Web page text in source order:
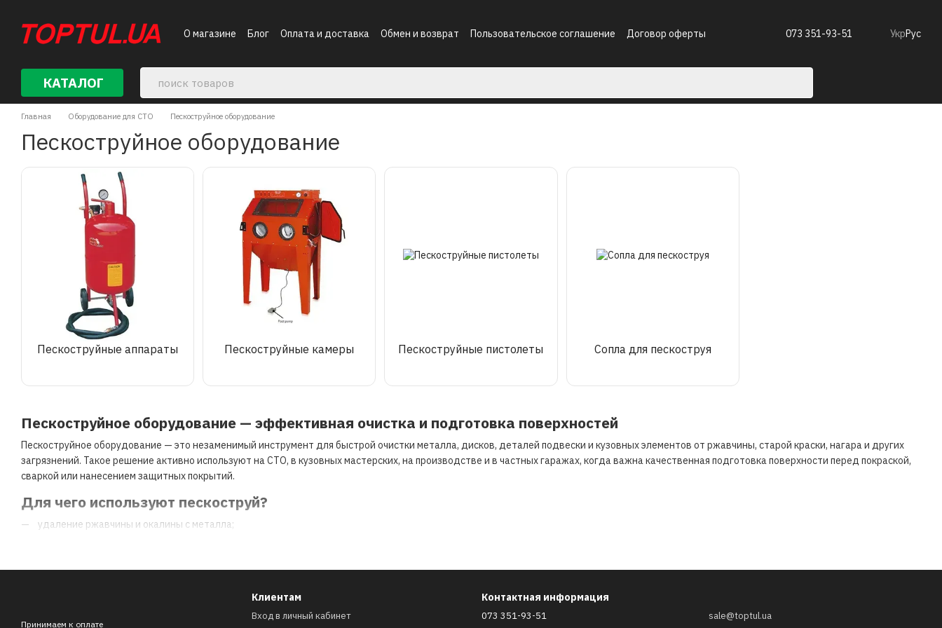
О магазине
Блог Оплата и доставка Обмен и возврат Пользовательское соглашение
Договор оферты
073 351-93-51 УкрРус
КАТАЛОГ
Главная Оборудование для СТО Пескоструйное оборудование
Пескоструйное оборудование
Пескоструйное оборудование — эффективная очистка и подготовка поверхностей
Пескоструйное оборудование — это незаменимый инструмент для быстрой очистки металла, дисков, деталей подвески и кузовных элементов от ржавчины, старой краски, нагара и других
загрязнений. Такое решение активно используют на СТО, в кузовных мастерских, на производстве и в частных гаражах, когда важна качественная подготовка поверхности перед покраской,
сваркой или нанесением защитных покрытий.
Для чего используют пескоструй?
удаление ржавчины и окалины с металла;
очистка дисков, рамы, кронштейнов, крепежа и других деталей;
создание нужной шероховатости для лучшей адгезии покрытий.
Пескоструйные аппараты Пескоструйные камеры Пескоструйные пистолеты Сопла для пескоструя
Принимаем к оплате
Клиентам
Вход в личный кабинет
Контактная информация
073 351-93-51 sale@toptul.ua